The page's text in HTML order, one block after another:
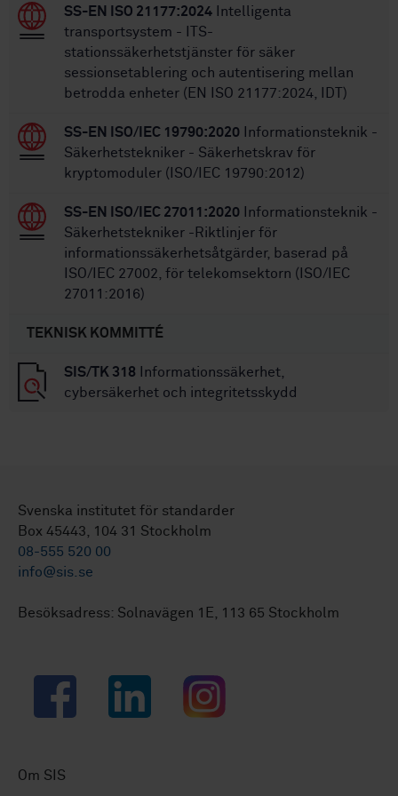
SS-EN ISO 21177:2024 Intelligenta
transportsystem - ITS-
stationssäkerhetstjänster för säker
sessionsetablering och autentisering mellan
betrodda enheter (EN ISO 21177:2024, IDT)
SS-EN ISO/IEC 19790:2020 Informationsteknik -
Säkerhetstekniker - Säkerhetskrav för
kryptomoduler (ISO/IEC 19790:2012)
SS-EN ISO/IEC 27011:2020 Informationsteknik -
Säkerhetstekniker -Riktlinjer för
informationssäkerhetsåtgärder, baserad på
ISO/IEC 27002, för telekomsektorn (ISO/IEC
27011:2016)
TEKNISK KOMMITTÉ
SIS/TK 318 Informationssäkerhet,
cybersäkerhet och integritetsskydd
Svenska institutet för standarder
Box 45443, 104 31 Stockholm
08-555 520 00
info@sis.se
Besöksadress: Solnavägen 1E, 113 65 Stockholm
Facebook LinkedIn Instagram
Om SIS